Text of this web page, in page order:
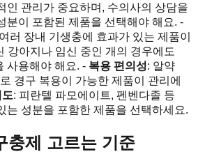
인 관리가 중요하며, 수의사의 상담을
분이 포함된 제품을 선택해야 해요. -
러 장내 기생충에 효과가 있는 제품이
강아지나 임신 중인 개의 경우에도
사용해야 해요. - 복용 편의성: 알약
경구 복용이 가능한 제품이 관리에
: 피란텔 파모에이트, 펜벤다졸 등
는 성분을 포함한 제품을 선택하세요.
충제 고르는 기준